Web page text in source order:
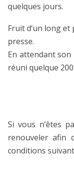
quelques jours.
Fruit d’un long
presse.
En attendant
réuni quelque
Si vous n’êtes
renouveler afin
conditions